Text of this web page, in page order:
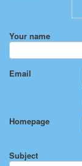
Your name
Email
Homepage
Subject